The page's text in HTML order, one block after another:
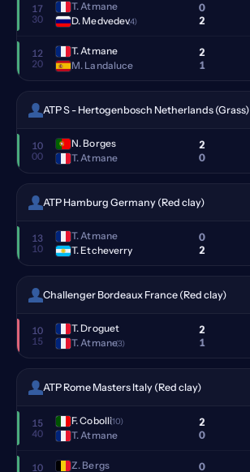
17
30
T. Atmane
D. Medvedev(4)
0
2
12
20
T. Atmane
M. Landaluce
2
1
ATP S - Hertogenbosch Netherlands (Grass)
10
00
N. Borges
T. Atmane
2
0
ATP Hamburg Germany (Red clay)
13
10
T. Atmane
T. Etcheverry
0
2
Challenger Bordeaux France (Red clay)
10
15
T. Droguet
T. Atmane(3)
2
1
ATP Rome Masters Italy (Red clay)
15
40
F. Cobolli(10)
T. Atmane
2
0
10
Z. Bergs
0